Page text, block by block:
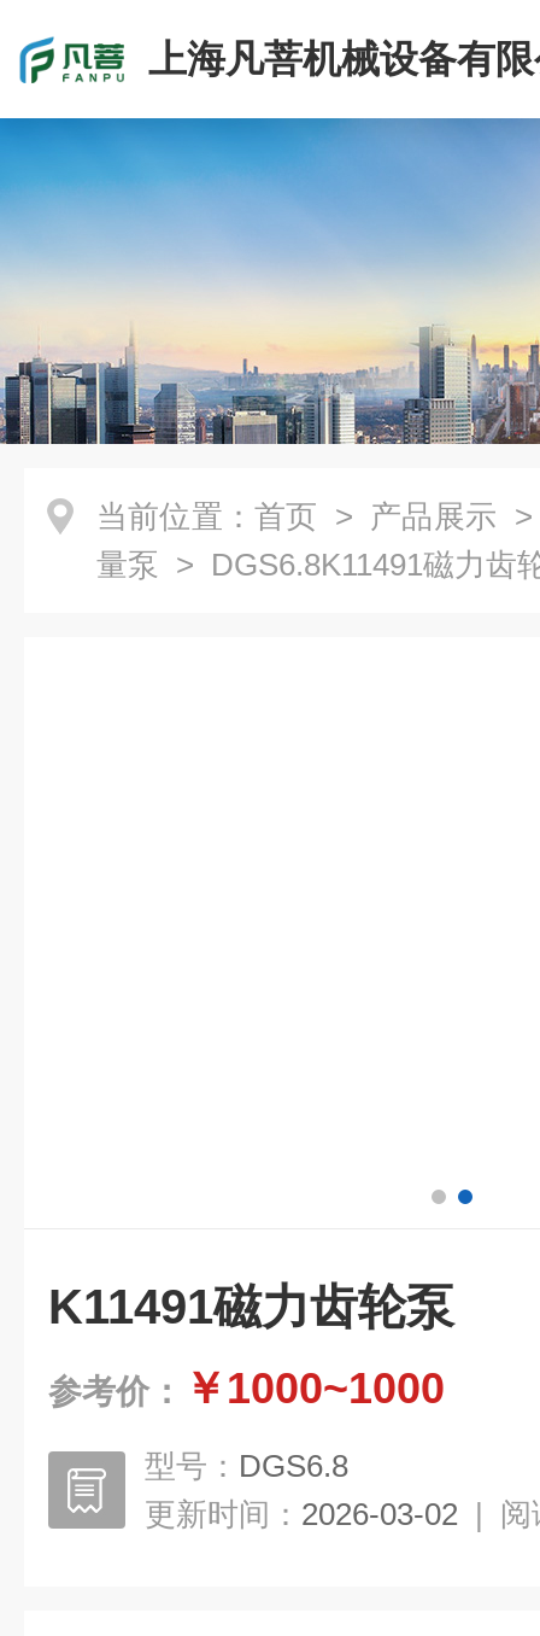
上海凡菩机械设备有
当前位置： 首页 > 产品展示
量泵 > DGS6.8K11491磁力齿
K11491磁力齿轮泵
参考价： ￥1000~1000
型号： DGS6.8
更新时间： 2026-03-02 | 阅